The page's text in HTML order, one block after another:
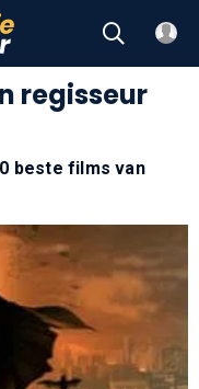
regisseur
beste films van